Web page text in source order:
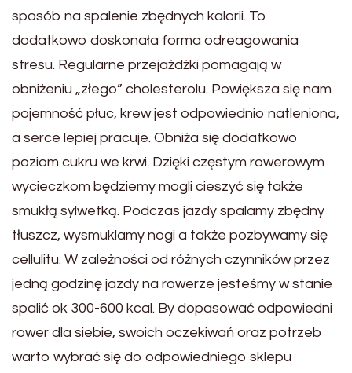
sposób na spalenie zbędnych kalorii. To
dodatkowo doskonała forma odreagowania
stresu. Regularne przejażdżki pomagają w
obniżeniu „złego” cholesterolu. Powiększa się nam
pojemność płuc, krew jest odpowiednio natleniona,
a serce lepiej pracuje. Obniża się dodatkowo
poziom cukru we krwi. Dzięki częstym rowerowym
wycieczkom będziemy mogli cieszyć się także
smukłą sylwetką. Podczas jazdy spalamy zbędny
tłuszcz, wysmuklamy nogi a także pozbywamy się
cellulitu. W zależności od różnych czynników przez
jedną godzinę jazdy na rowerze jesteśmy w stanie
spalić ok 300-600 kcal. By dopasować odpowiedni
rower dla siebie, swoich oczekiwań oraz potrzeb
warto wybrać się do odpowiedniego sklepu